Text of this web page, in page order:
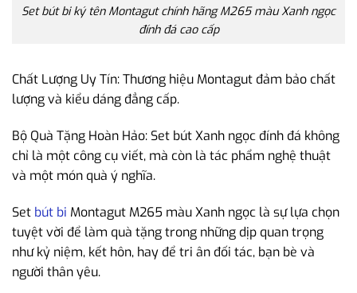
Set bút bi ký tên Montagut chính hãng M265 màu Xanh ngọc
đính đá cao cấp
Chất Lượng Uy Tín: Thương hiệu Montagut đảm bảo chất
lượng và kiểu dáng đẳng cấp.
Bộ Quà Tặng Hoàn Hảo: Set bút Xanh ngọc đính đá không
chỉ là một công cụ viết, mà còn là tác phẩm nghệ thuật
và một món quà ý nghĩa.
Set bút bi Montagut M265 màu Xanh ngọc là sự lựa chọn
tuyệt vời để làm quà tặng trong những dịp quan trọng
như kỷ niệm, kết hôn, hay để tri ân đối tác, bạn bè và
người thân yêu.